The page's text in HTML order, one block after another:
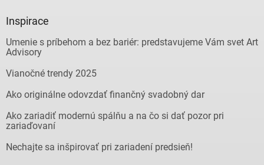
Inspirace
Umenie s príbehom a bez bariér: predstavujeme Vám svet Art
Advisory
Vianočné trendy 2025
Ako originálne odovzdať finančný svadobný dar
Ako zariadiť modernú spálňu a na čo si dať pozor pri
zariaďovaní
Nechajte sa inšpirovať pri zariadení predsieň!